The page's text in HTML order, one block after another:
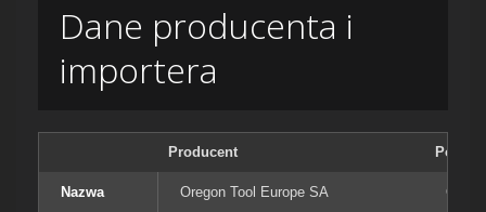
Dane producenta i
importera
Producent
Nazwa Oregon Tool Europe SA